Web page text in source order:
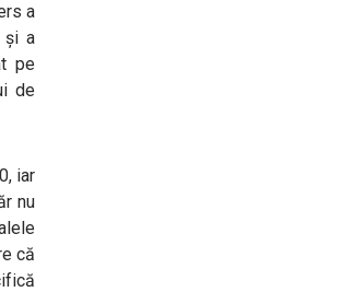
a
și a
pe
de
iar
nu
că